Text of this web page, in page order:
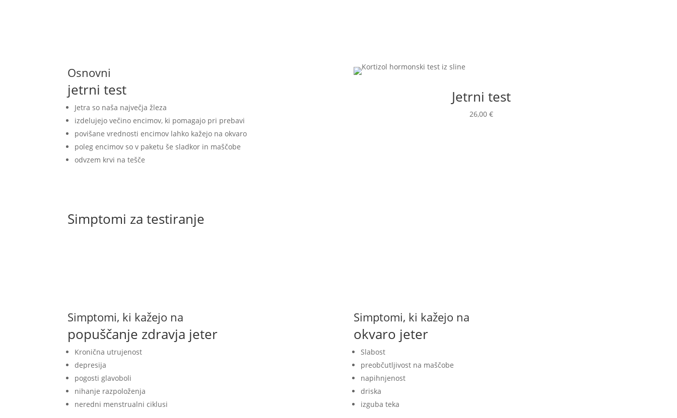
Osnovni
jetrni test
Jetra so naša največja žleza
izdelujejo večino encimov, ki pomagajo pri prebavi
povišane vrednosti encimov lahko kažejo na okvaro
poleg encimov so v paketu še sladkor in maščobe
odvzem krvi na tešče
Jetrni test
26,00 €
Simptomi za testiranje
Simptomi, ki kažejo na
popuščanje zdravja jeter
Kronična utrujenost
depresija
pogosti glavoboli
nihanje razpoloženja
neredni menstrualni ciklusi
Simptomi, ki kažejo na
okvaro jeter
Slabost
preobčutljivost na maščobe
napihnjenost
driska
izguba teka